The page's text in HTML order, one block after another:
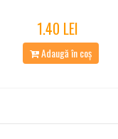
1.40 LEI
Adaugă în coș